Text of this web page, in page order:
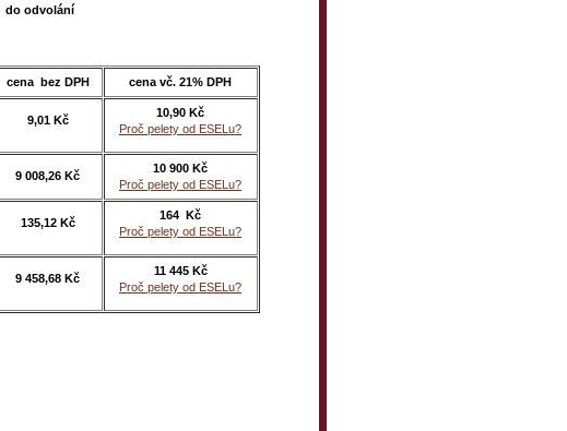
do odvolání
cena bez DPH cena vč. 21% DPH
9,01 Kč
10,90 Kč
Proč pelety od ESELu?
9 008,26 Kč
10 900 Kč
Proč pelety od ESELu?
135,12 Kč
164 Kč
Proč pelety od ESELu?
9 458,68 Kč
11 445 Kč
Proč pelety od ESELu?